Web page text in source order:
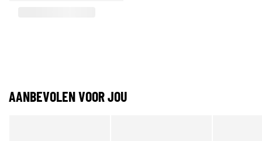
AANBEVOLEN VOOR JOU